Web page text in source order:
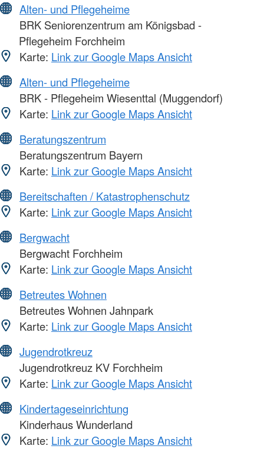
Alten- und Pflegeheime
BRK Seniorenzentrum am Königsbad -
Pflegeheim Forchheim
Karte: Link zur Google Maps Ansicht
Alten- und Pflegeheime
BRK - Pflegeheim Wiesenttal (Muggendorf)
Karte: Link zur Google Maps Ansicht
Beratungszentrum
Beratungszentrum Bayern
Karte: Link zur Google Maps Ansicht
Bereitschaften / Katastrophenschutz
Karte: Link zur Google Maps Ansicht
Bergwacht
Bergwacht Forchheim
Karte: Link zur Google Maps Ansicht
Betreutes Wohnen
Betreutes Wohnen Jahnpark
Karte: Link zur Google Maps Ansicht
Jugendrotkreuz
Jugendrotkreuz KV Forchheim
Karte: Link zur Google Maps Ansicht
Kindertageseinrichtung
Kinderhaus Wunderland
Karte: Link zur Google Maps Ansicht